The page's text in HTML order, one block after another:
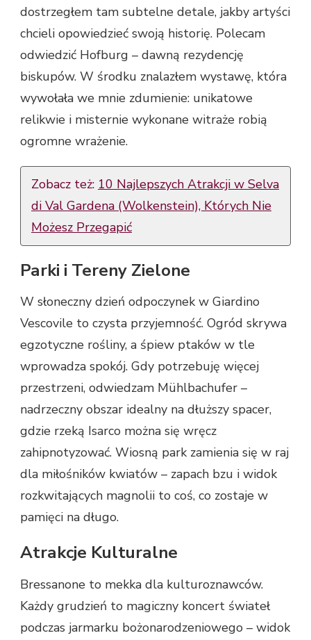
dostrzegłem tam subtelne detale, jakby artyści
chcieli opowiedzieć swoją historię. Polecam
odwiedzić Hofburg – dawną rezydencję
biskupów. W środku znalazłem wystawę, która
wywołała we mnie zdumienie: unikatowe
relikwie i misternie wykonane witraże robią
ogromne wrażenie.
Zobacz też: 10 Najlepszych Atrakcji w Selva
di Val Gardena (Wolkenstein), Których Nie
Możesz Przegapić
Parki i Tereny Zielone
W słoneczny dzień odpoczynek w Giardino
Vescovile to czysta przyjemność. Ogród skrywa
egzotyczne rośliny, a śpiew ptaków w tle
wprowadza spokój. Gdy potrzebuję więcej
przestrzeni, odwiedzam Mühlbachufer –
nadrzeczny obszar idealny na dłuższy spacer,
gdzie rzeką Isarco można się wręcz
zahipnotyzować. Wiosną park zamienia się w raj
dla miłośników kwiatów – zapach bzu i widok
rozkwitających magnolii to coś, co zostaje w
pamięci na długo.
Atrakcje Kulturalne
Bressanone to mekka dla kulturoznawców.
Każdy grudzień to magiczny koncert świateł
podczas jarmarku bożonarodzeniowego – widok